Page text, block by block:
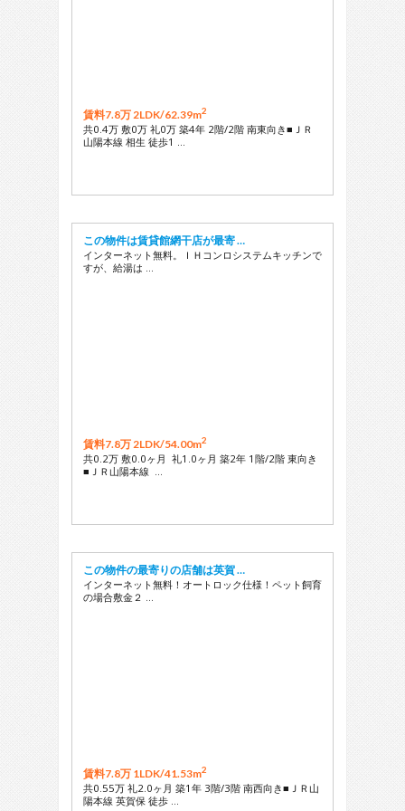
賃料7.8万 2LDK/62.39m2
共0.4万 敷0万 礼0万 築4年 2階/2階 南東向き■ＪＲ
山陽本線 相生 徒歩1 …
この物件は賃貸館網干店が最寄 …
インターネット無料。ＩＨコンロシステムキッチンで
すが、給湯は …
賃料7.8万 2LDK/54.00m2
共0.2万 敷0.0ヶ月 礼1.0ヶ月 築2年 1階/2階 東向き
■ＪＲ山陽本線 …
この物件の最寄りの店舗は英賀 …
インターネット無料！オートロック仕様！ペット飼育
の場合敷金２ …
賃料7.8万 1LDK/41.53m2
共0.55万 礼2.0ヶ月 築1年 3階/3階 南西向き■ＪＲ山
陽本線 英賀保 徒歩 …